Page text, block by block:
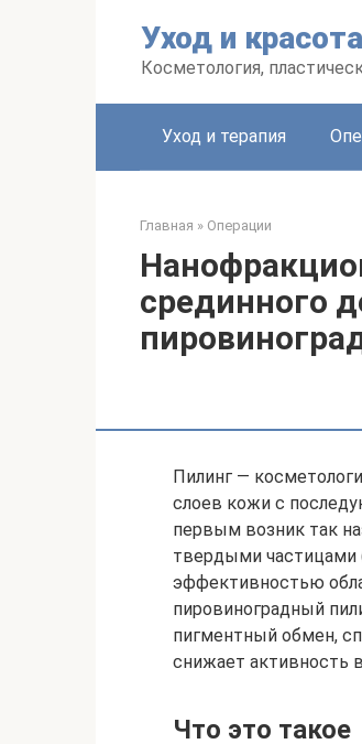
Уход и красота
Косметология,
Уход и терапия
Главная » Операции
срединного
Пилинг —
слоев кожи с
первым возник так
твердыми частицами
эффективностью
пировиноградный
пигментный обмен,
снижает активность
Что это такое